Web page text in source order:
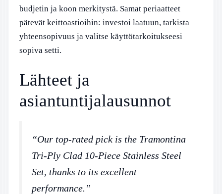
budjetin ja koon merkitystä. Samat periaatteet
pätevät keittoastioihin: investoi laatuun, tarkista
yhteensopivuus ja valitse käyttötarkoitukseesi
sopiva setti.
Lähteet ja
asiantuntijalausunnot
“Our top-rated pick is the Tramontina
Tri-Ply Clad 10-Piece Stainless Steel
Set, thanks to its excellent
performance.”